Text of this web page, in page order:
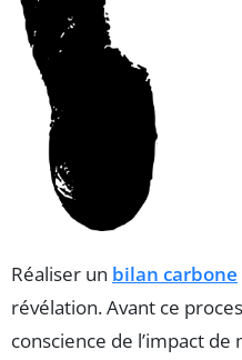
Réaliser un bilan carbone
révélation. Avant ce
conscience de l’impact